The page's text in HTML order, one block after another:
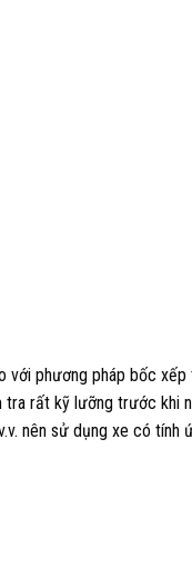
với phương pháp bốc xếp
tra rất kỹ lưỡng trước khi
nên sử dụng xe có tính